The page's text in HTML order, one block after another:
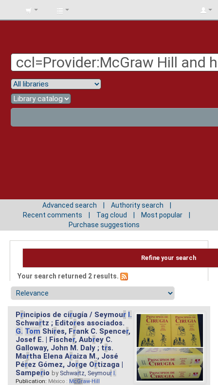
BIBLIOTECA
Advanced search
Authority search
Recent comments
Tag cloud
Most popular
Purchase suggestions
Refine your search
Your search returned 2 results.
Principios de cirugía / Seymour I.
Schwartz ; Editores asociados.
G. Tom Shires, Frank C. Spencer,
Josef E. | Fischer, Aubrey C.
Galloway, John M. Daly ; trs.
Martha Elena Araiza M., José
Pérez Gómez, Jorge Ortizaga |
Samperio by Schwartz, Seymour I.
Publication: México : McGraw-Hill